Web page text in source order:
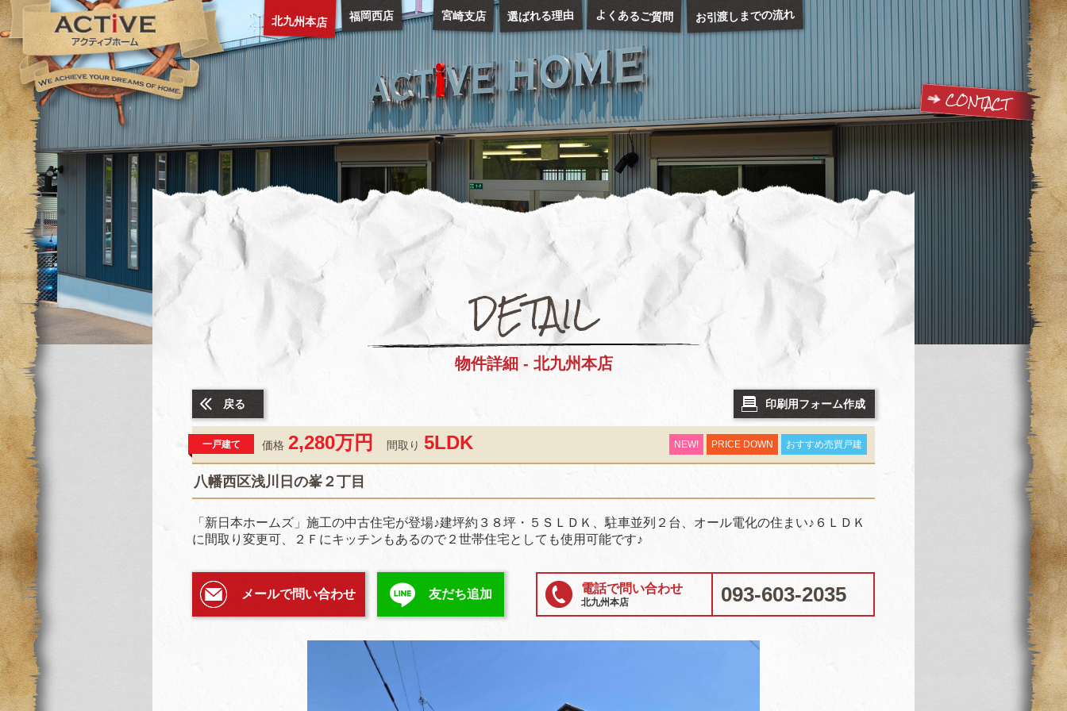
北九州本店 福岡西店 宮崎支店 選ばれる理由 よくあるご質問 お引渡しまでの流れ
DETAIL
物件詳細 - 北九州本店
戻る 印刷用フォーム作成
一戸建て 価格 2,280万円 間取り 5LDK NEW! PRICE DOWN おすすめ売買戸建
八幡西区浅川日の峯２丁目
「新日本ホームズ」施工の中古住宅が登場♪建坪約３８坪・５ＳＬＤＫ、駐車並列２台、オール電化の住まい♪６ＬＤＫ
に間取り変更可、２Ｆにキッチンもあるので２世帯住宅としても使用可能です♪
メールで問い合わせ 友だち追加 電話で問い合わせ
北九州本店 093-603-2035
CONTACT